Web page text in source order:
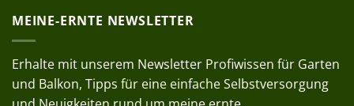
MEINE-ERNTE NEWSLETTER
Erhalte mit unserem Newsletter Profiwissen für Garten
und Balkon, Tipps für eine einfache Selbstversorgung